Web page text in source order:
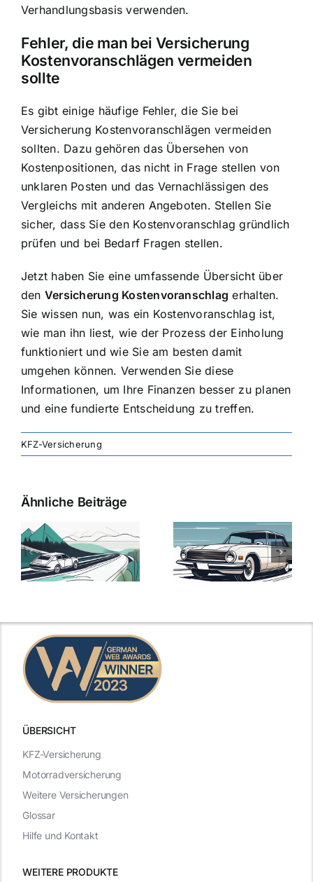
Verhandlungsbasis verwenden.
Fehler, die man bei Versicherung
Kostenvoranschlägen vermeiden
sollte
Es gibt einige häufige Fehler, die Sie bei
Versicherung Kostenvoranschlägen vermeiden
sollten. Dazu gehören das Übersehen von
Kostenpositionen, das nicht in Frage stellen von
unklaren Posten und das Vernachlässigen des
Vergleichs mit anderen Angeboten. Stellen Sie
sicher, dass Sie den Kostenvoranschlag gründlich
prüfen und bei Bedarf Fragen stellen.
Jetzt haben Sie eine umfassende Übersicht über
den Versicherung Kostenvoranschlag erhalten.
Sie wissen nun, was ein Kostenvoranschlag ist,
wie man ihn liest, wie der Prozess der Einholung
funktioniert und wie Sie am besten damit
umgehen können. Verwenden Sie diese
Informationen, um Ihre Finanzen besser zu planen
und eine fundierte Entscheidung zu treffen.
KFZ-Versicherung
Ähnliche Beiträge
Versicherung:
Günstige Kfz-
Versicherungstarife
mit Top-
Kfz-
Die besten
Angebote im
ÜBERSICHT
WEITERE PRODUKTE
KFZ-Versicherung
Motorradversicherung
Weitere Versicherungen
Glossar
Hilfe und Kontakt